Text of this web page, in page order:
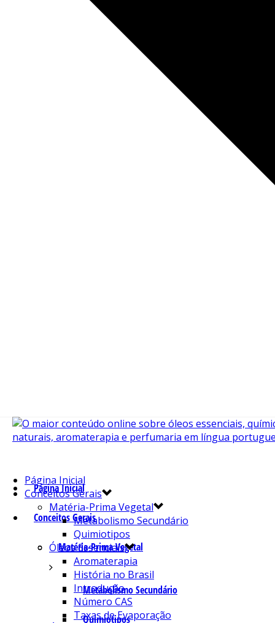
Página Inicial
Conceitos Gerais
Matéria-Prima Vegetal
Metabolismo Secundário
Quimiotipos
Página Inicial
Conceitos Gerais
Matéria-Prima Vegetal
Metabolismo Secundário
Quimiotipos
Óleos Essenciais
Aromaterapia
História no Brasil
Introdução
Número CAS
Taxas de Evaporação